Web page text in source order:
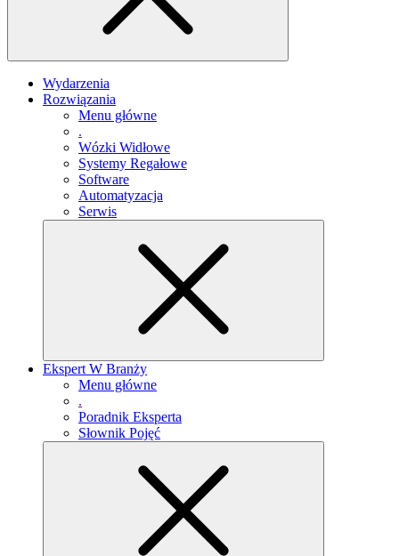
Wydarzenia
Rozwiązania
Menu główne
.
Wózki Widłowe
Systemy Regałowe
Software
Automatyzacja
Serwis
Ekspert W Branży
Menu główne
.
Poradnik Eksperta
Słownik Pojęć